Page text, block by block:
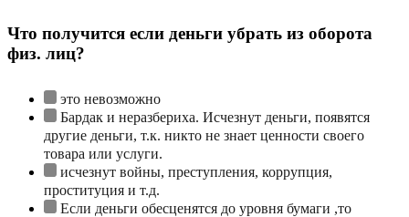
Что получится если деньги убрать из оборота
физ. лиц?
это невозможно
Бардак и неразбериха. Исчезнут деньги, появятся
другие деньги, т.к. никто не знает ценности своего
товара или услуги.
исчезнут войны, преступления, коррупция,
проституция и т.д.
Если деньги обесценятся до уровня бумаги ,то